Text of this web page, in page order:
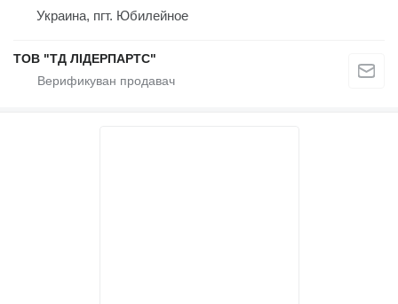
Украина, пгт. Юбилейное
ТОВ "ТД ЛІДЕРПАРТС"